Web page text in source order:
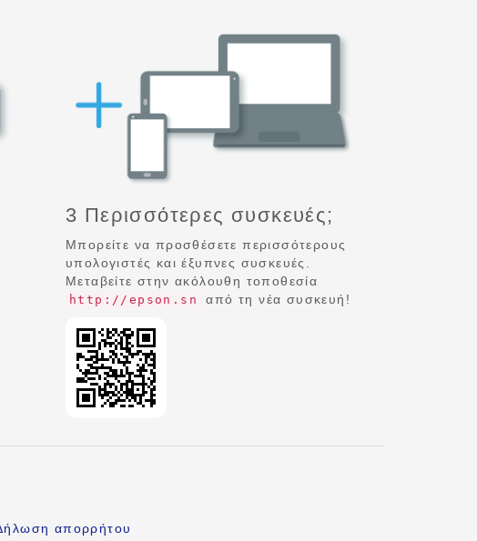
3 Περισσότερες συσκευές;
Μπορείτε να προσθέσετε περισσότερους
υπολογιστές και έξυπνες συσκευές.
Μεταβείτε στην ακόλουθη τοποθεσία
http://epson.sn από τη νέα συσκευή!
απορρήτου